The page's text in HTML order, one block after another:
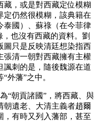
藏，或是對西藏定位模糊
定仍然很模糊，該典籍在
泰國）、蘇祿（在今菲律
也沒有西藏的資料。劉
圖只是反映清廷想染指西
張清一朝對西藏擁有主權
諷刺的是，隨後魏源在道
外藩”之中。
“朝貢諸國”，將西藏、與
朝遺老、大清主義者趙爾
，有時又列入藩部，甚至